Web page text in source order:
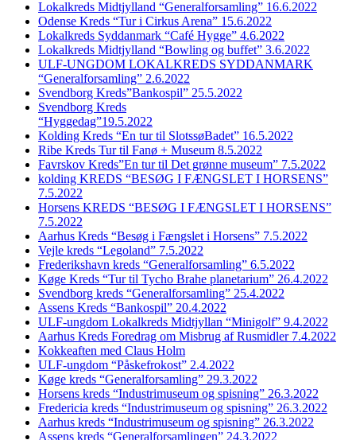
Lokalkreds Midtjylland “Generalforsamling” 16.6.2022
Odense Kreds “Tur i Cirkus Arena” 15.6.2022
Lokalkreds Syddanmark “Café Hygge” 4.6.2022
Lokalkreds Midtjylland “Bowling og buffet” 3.6.2022
ULF-UNGDOM LOKALKREDS SYDDANMARK
“Generalforsamling” 2.6.2022
Svendborg Kreds”Bankospil” 25.5.2022
Svendborg Kreds
“Hyggedag”19.5.2022
Kolding Kreds “En tur til SlotssøBadet” 16.5.2022
Ribe Kreds Tur til Fanø + Museum 8.5.2022
Favrskov Kreds”En tur til Det grønne museum” 7.5.2022
kolding KREDS “BESØG I FÆNGSLET I HORSENS”
7.5.2022
Horsens KREDS “BESØG I FÆNGSLET I HORSENS”
7.5.2022
Aarhus Kreds “Besøg i Fængslet i Horsens” 7.5.2022
Vejle kreds “Legoland” 7.5.2022
Frederikshavn kreds “Generalforsamling” 6.5.2022
Køge Kreds “Tur til Tycho Brahe planetarium” 26.4.2022
Svendborg kreds “Generalforsamling” 25.4.2022
Assens Kreds “Bankospil” 20.4.2022
ULF-ungdom Lokalkreds Midtjyllan “Minigolf” 9.4.2022
Aarhus Kreds Foredrag om Misbrug af Rusmidler 7.4.2022
Kokkeaften med Claus Holm
ULF-ungdom “Påskefrokost” 2.4.2022
Køge kreds “Generalforsamling” 29.3.2022
Horsens kreds “Industrimuseum og spisning” 26.3.2022
Fredericia kreds “Industrimuseum og spisning” 26.3.2022
Aarhus kreds “Industrimuseum og spisning” 26.3.2022
Assens kreds “Generalforsamlingen” 24.3.2022